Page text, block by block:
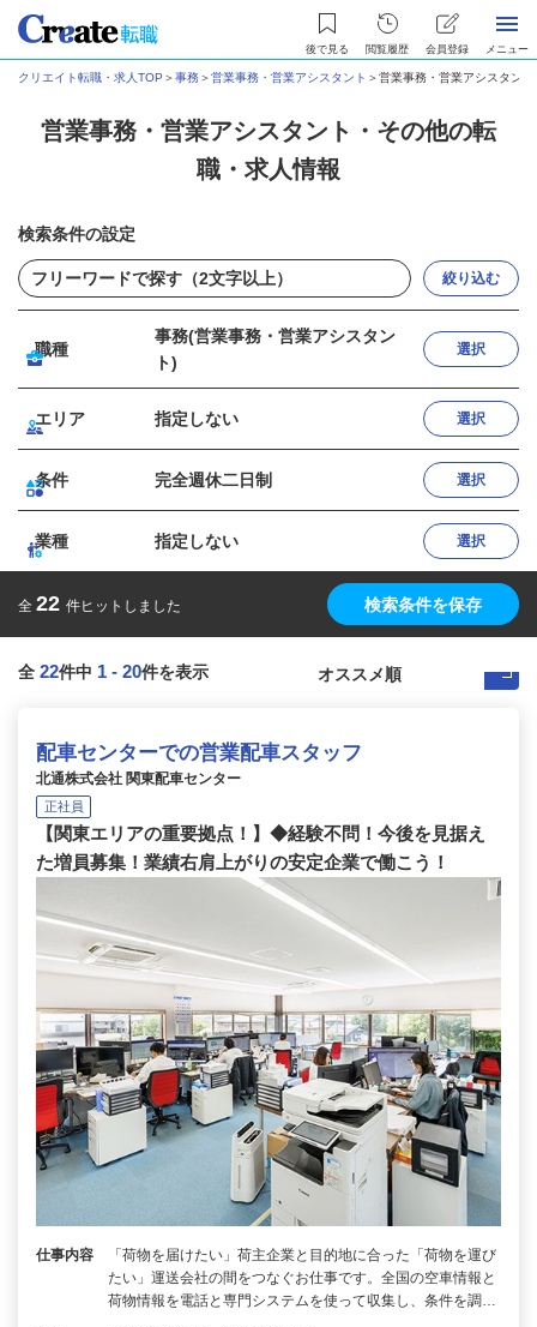
後で見る 閲覧履歴 会員登録 メニュー
クリエイト転職・求人TOP ＞事務＞営業事務・営業アシスタント ＞営業事務・営業アシスタン
営業事務・営業アシスタント・その他の転
職・求人情報
検索条件の設定
絞り込む
職種
事務(営業事務・営業アシスタン
ト)
選択
エリア 指定しない 選択
条件 完全週休二日制 選択
業種 指定しない 選択
全 22 件ヒットしました 検索条件を保存
全 22件中 1 - 20件を表示
配車センターでの営業配車スタッフ
北通株式会社 関東配車センター
正社員
【関東エリアの重要拠点！】◆経験不問！今後を見据え
た増員募集！業績右肩上がりの安定企業で働こう！
仕事内容
「荷物を届けたい」荷主企業と目的地に合った「荷物を運び
たい」運送会社の間をつなぐお仕事です。全国の空車情報と
荷物情報を電話と専門システムを使って収集し、条件を調…